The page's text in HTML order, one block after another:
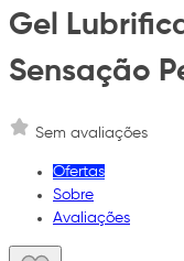
Gel
Sensação
Sem avaliações
Ofertas
Sobre
Avaliações